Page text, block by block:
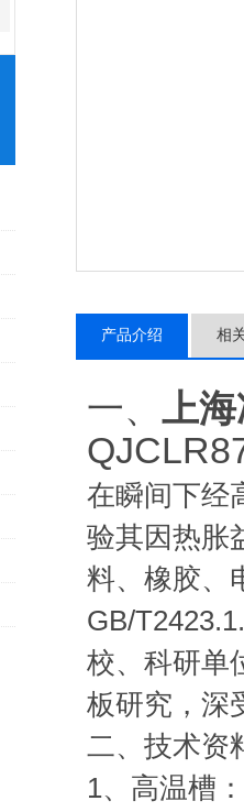
产品介绍 相
一、 上
在瞬间下经
验其因热胀
料、橡胶、
GB/
校、科研单
板研究，深
二、技术资
1、高温槽